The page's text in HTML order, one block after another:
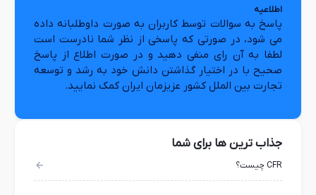
اطلاعیه
پاسخ به سوالات توسط کاربران به صورت داوطلبانه داده
می شود، در صورتی که پاسخی از نظر شما نادرست است
لطفا به آن رای منفی دهید و در صورت اطلاع از پاسخ
صحیح با در اختیار گذاشتن دانش خود به رشد و توسعه
تجارت بین الملل کشور عزیزمان ایران کمک نمایید.
جذاب ترین ها برای شما
CFR چیست؟